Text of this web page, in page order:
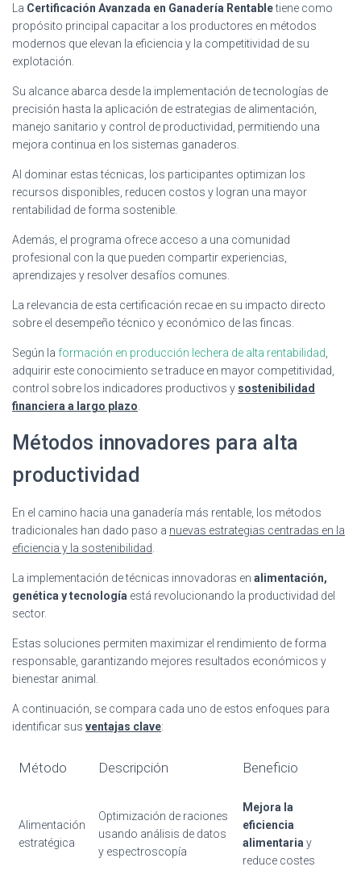
La Certificación Avanzada en Ganadería Rentabletiene como
propósito principal capacitar a los productores en métodos
modernos que elevan la eficiencia y la competitividad de su
explotación.
Su alcance abarca desde la implementación de tecnologías de
precisión hasta la aplicación de estrategias de alimentación,
manejo sanitario y control de productividad, permitiendo una
mejora continua en los sistemas ganaderos.
Al dominar estas técnicas, los participantes optimizan los
recursos disponibles, reducen costos y logran una mayor
rentabilidad de forma sostenible.
Además, el programa ofrece acceso a una comunidad
profesional con la que pueden compartir experiencias,
aprendizajes y resolver desafíos comunes.
La relevancia de esta certificación recae en su impacto directo
sobre el desempeño técnico y económico de las fincas.
Según la formación en producción lechera de alta rentabilidad
adquirir este conocimiento se traduce en mayor competitividad,
control sobre los indicadores productivos y sostenibilidad
financiera a largo plazo
Métodos innovadores para alta
productividad
En el camino hacia una ganadería más rentable, los métodos
tradicionales han dado paso a nuevas estrategias centradas en la
eficiencia y la sostenibilidad
La implementación de técnicas innovadoras en alimentación,
genética y tecnología está revolucionando la productividad del
sector.
Estas soluciones permiten maximizar el rendimiento de forma
responsable, garantizando mejores resultados económicos y
bienestar animal.
A continuación, se compara cada uno de estos enfoques para
identificar sus ventajas clave:
Método Descripción Beneficio
Alimentación
estratégica
Optimización de raciones
usando análisis de datos
y espectroscopía
Mejora la
eficiencia
alimentaria y
reduce costes